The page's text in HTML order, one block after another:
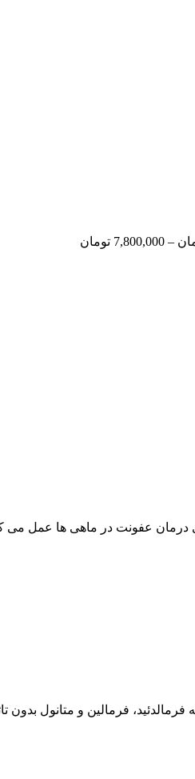
–
7,800,000 تومان
عفونت در ماهی ها عمل می کند
فرمالین و متانول بدون